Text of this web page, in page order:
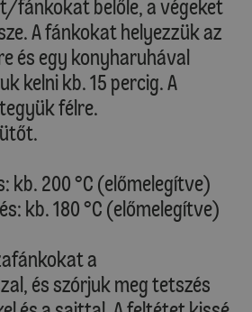
fánkokat belőle, a végeket
A fánkokat helyezzük az
és egy konyharuhával
kelni kb. 15 percig. A
félre.
kb. 200 °C (előmelegítve)
kb. 180 °C (előmelegítve)
a
és szórjuk meg tetszés